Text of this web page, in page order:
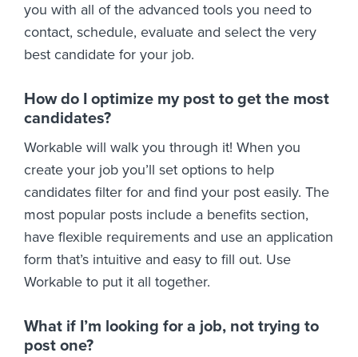
you with all of the advanced tools you need to
contact, schedule, evaluate and select the very
best candidate for your job.
How do I optimize my post to get the most
candidates?
Workable will walk you through it! When you
create your job you’ll set options to help
candidates filter for and find your post easily. The
most popular posts include a benefits section,
have flexible requirements and use an application
form that’s intuitive and easy to fill out. Use
Workable to put it all together.
What if I’m looking for a job, not trying to
post one?